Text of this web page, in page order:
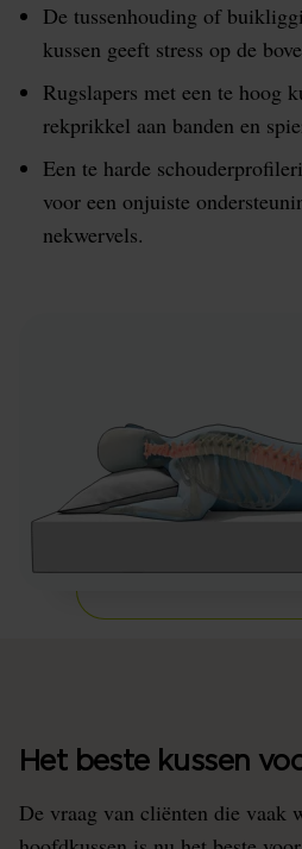
De tussenhouding of
kussen geeft stress op de
Rugslapers met een te hoog
rekprikkel aan banden en
Een te harde
voor een onjuiste
nekwervels.
Het beste kussen
De vraag van cliënten die vaak